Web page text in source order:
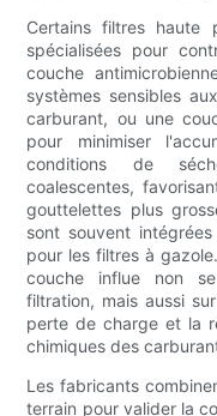
Certains filtres haute
spécialisées pour
couche
systèmes sensibles
carburant, ou une
pour minimiser
conditions de
coalescentes,
gouttelettes plus
sont souvent
pour les filtres à
couche influe non
filtration, mais aussi
perte de charge et la
chimiques des
Les fabricants
terrain pour valider la